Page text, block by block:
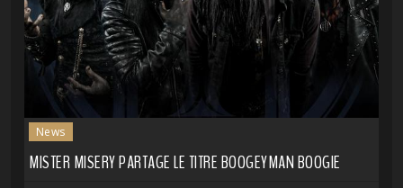
News
MISTER MISERY PARTAGE LE TITRE BOOGEYMAN BOOGIE